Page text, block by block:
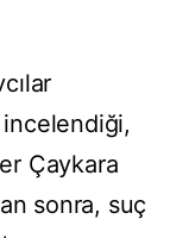
incelendiği,
Çaykara
sonra, suç